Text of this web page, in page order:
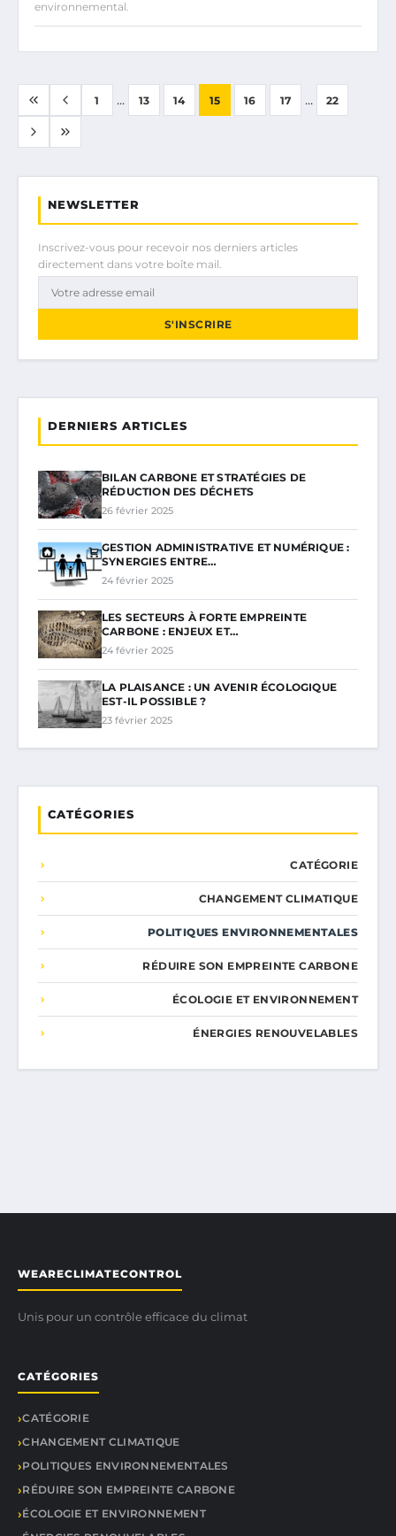
environnemental.
1 ... 13 14 15 16 17 ... 22
NEWSLETTER
Inscrivez-vous pour recevoir nos derniers articles
directement dans votre boîte mail.
S'INSCRIRE
DERNIERS ARTICLES
BILAN CARBONE ET STRATÉGIES DE
RÉDUCTION DES DÉCHETS
26 février 2025
GESTION ADMINISTRATIVE ET NUMÉRIQUE :
SYNERGIES ENTRE…
24 février 2025
LES SECTEURS À FORTE EMPREINTE
CARBONE : ENJEUX ET…
24 février 2025
LA PLAISANCE : UN AVENIR ÉCOLOGIQUE
EST-IL POSSIBLE ?
23 février 2025
CATÉGORIES
CATÉGORIE
CHANGEMENT CLIMATIQUE
POLITIQUES ENVIRONNEMENTALES
RÉDUIRE SON EMPREINTE CARBONE
ÉCOLOGIE ET ENVIRONNEMENT
ÉNERGIES RENOUVELABLES
WEARECLIMATECONTROL
Unis pour un contrôle efficace du climat
CATÉGORIES
CATÉGORIE
CHANGEMENT CLIMATIQUE
POLITIQUES ENVIRONNEMENTALES
RÉDUIRE SON EMPREINTE CARBONE
ÉCOLOGIE ET ENVIRONNEMENT